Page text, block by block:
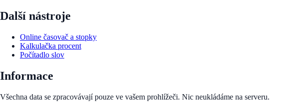
Další nástroje
Online časovač a stopky
Kalkulačka procent
Počítadlo slov
Informace
Všechna data se zpracovávají pouze ve vašem prohlížeči. Nic neukládáme na serveru.